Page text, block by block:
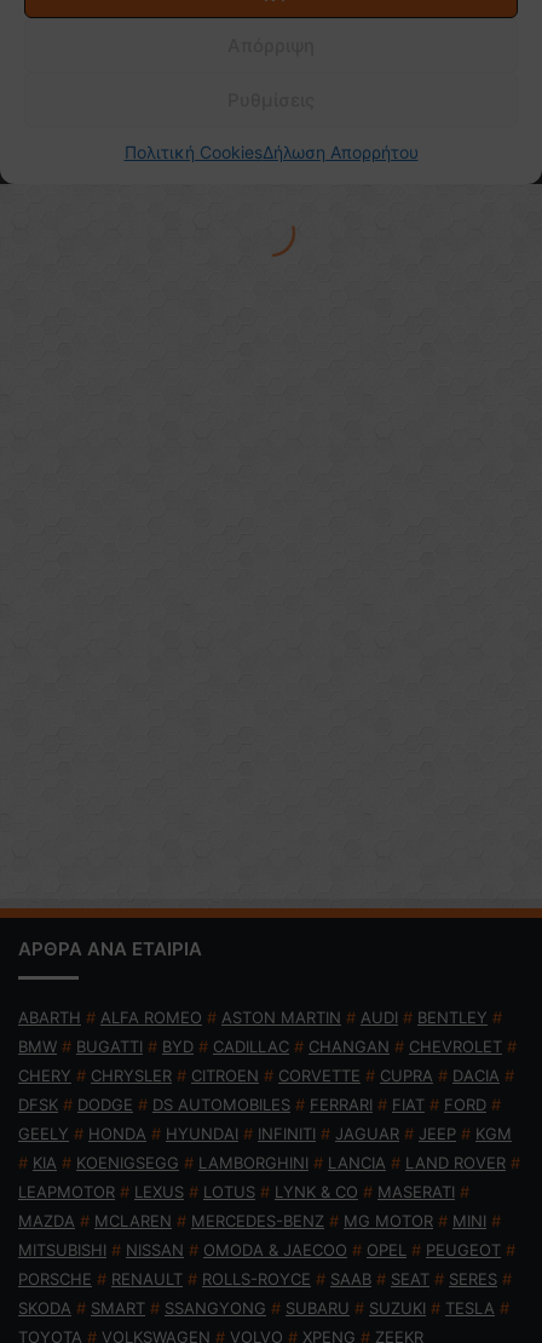
ΑΡΘΡΑ ΑΝΑ ΕΤΑΙΡΙΑ
ABARTH # ALFA ROMEO # ASTON MARTIN # AUDI # BENTLEY #
BMW # BUGATTI # BYD # CADILLAC # CHANGAN # CHEVROLET #
CHERY # CHRYSLER # CITROEN # CORVETTE # CUPRA # DACIA #
DFSK # DODGE # DS AUTOMOBILES # FERRARI # FIAT # FORD #
GEELY # HONDA # HYUNDAI # INFINITI # JAGUAR # JEEP # KGM
# KIA # KOENIGSEGG # LAMBORGHINI # LANCIA # LAND ROVER #
LEAPMOTOR # LEXUS # LOTUS # LYNK & CO # MASERATI #
MAZDA # MCLAREN # MERCEDES-BENZ # MG MOTOR # MINI #
MITSUBISHI # NISSAN # OMODA & JAECOO # OPEL # PEUGEOT #
PORSCHE # RENAULT # ROLLS-ROYCE # SAAB # SEAT # SERES #
SKODA # SMART # SSANGYONG # SUBARU # SUZUKI # TESLA #
TOYOTA # VOLKSWAGEN # VOLVO # XPENG # ZEEKR